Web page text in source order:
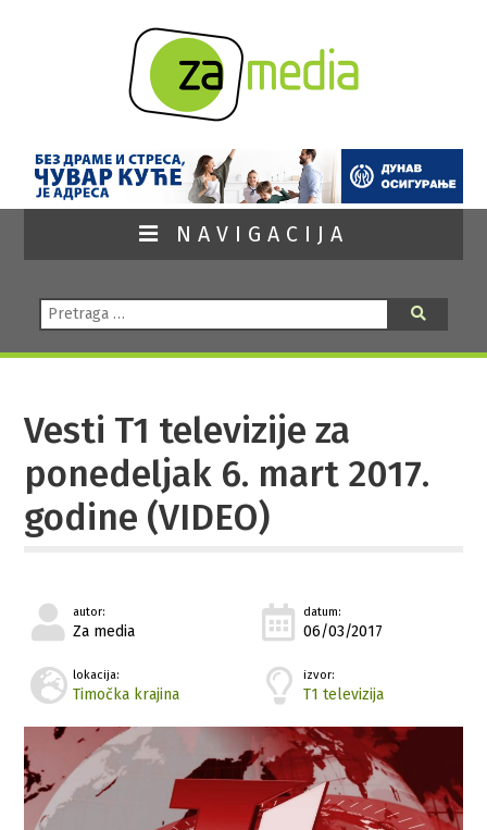
NAVIGACIJA
Pretraga:
Vesti T1 televizije za
ponedeljak 6. mart 2017.
godine (VIDEO)
autor:
Za media
datum:
06/03/2017
lokacija:
Timočka krajina
izvor:
T1 televizija